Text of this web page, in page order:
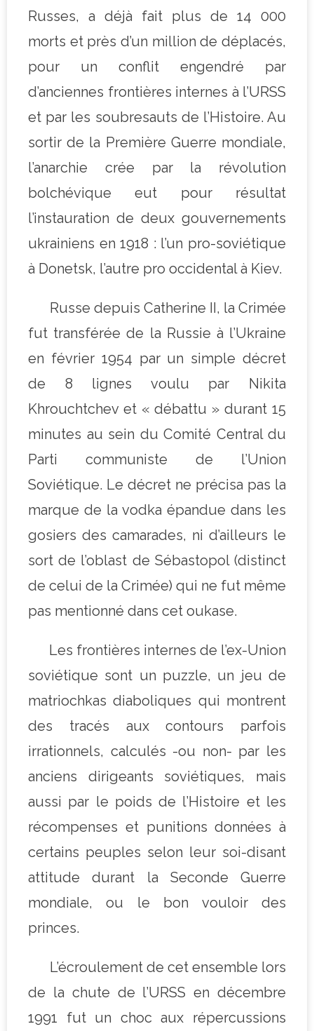
Russes, a déjà fait plus de 14 000
morts et près d’un million de déplacés,
pour un conflit engendré par
d’anciennes frontières internes à l’URSS
et par les soubresauts de l’Histoire. Au
sortir de la Première Guerre mondiale,
l’anarchie crée par la révolution
bolchévique eut pour résultat
l’instauration de deux gouvernements
ukrainiens en 1918 : l’un pro-soviétique
à Donetsk, l’autre pro occidental à Kiev.
Russe depuis Catherine II, la Crimée
fut transférée de la Russie à l’Ukraine
en février 1954 par un simple décret
de 8 lignes voulu par Nikita
Khrouchtchev et « débattu » durant 15
minutes au sein du Comité Central du
Parti communiste de l’Union
Soviétique. Le décret ne précisa pas la
marque de la vodka épandue dans les
gosiers des camarades, ni d’ailleurs le
sort de l’oblast de Sébastopol (distinct
de celui de la Crimée) qui ne fut même
pas mentionné dans cet oukase.
Les frontières internes de l’ex-Union
soviétique sont un puzzle, un jeu de
matriochkas diaboliques qui montrent
des tracés aux contours parfois
irrationnels, calculés -ou non- par les
anciens dirigeants soviétiques, mais
aussi par le poids de l’Histoire et les
récompenses et punitions données à
certains peuples selon leur soi-disant
attitude durant la Seconde Guerre
mondiale, ou le bon vouloir des
princes.
L’écroulement de cet ensemble lors
de la chute de l’URSS en décembre
1991 fut un choc aux répercussions